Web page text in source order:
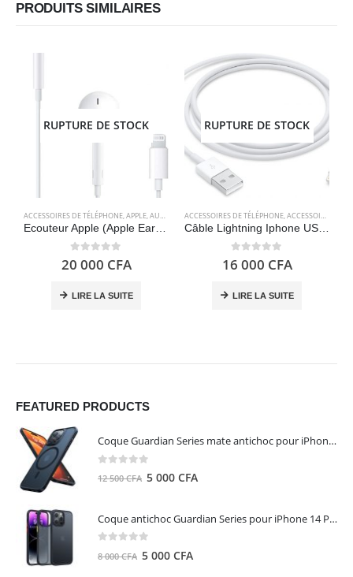
PRODUITS SIMILAIRES
RUPTURE DE STOCK
ACCESSOIRES DE TÉLÉPHONE,APPLE,AUDIO ELECTRONIQUES
Ecouteur Apple (Apple EarPods avec connecteur Lightning) – Apple
0 out of 5
20 000 CFA
LIRE LA SUITE
RUPTURE DE STOCK
ACCESSOIRES DE TÉLÉPHONE,ACCESSOIRES POUR ORDINATEUR
Câble Lightning Iphone USB A 2.0 Original (1m ) – Apple
0 out of 5
16 000 CFA
LIRE LA SUITE
FEATURED PRODUCTS
Coque Guardian Series mate antichoc pour iPhone 15 Pro Max avec Magsafe Noir - Torras
12 500CFA Le
500 CFA.
5 000 CFA
Coque antichoc Guardian Series pour iPhone 14 Pro Max - TORRAS
8 000CFA Le
5 000 CFA